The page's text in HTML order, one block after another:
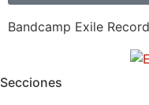
Bandcamp Exile
Secciones